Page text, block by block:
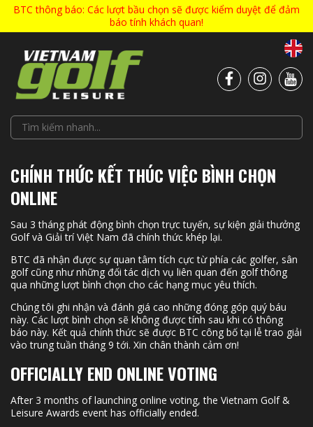
BTC thông báo: Các lượt bầu chọn sẽ được kiểm duyệt để đảm
báo tính khách quan!
CHÍNH THỨC KẾT THÚC VIỆC BÌNH CHỌN
ONLINE
Sau 3 tháng phát động bình chọn trực tuyến, sự kiện giải thưởng
Golf và Giải trí Việt Nam đã chính thức khép lại.
BTC đã nhận được sự quan tâm tích cực từ phía các golfer, sân
golf cũng như những đối tác dịch vụ liên quan đến golf thông
qua những lượt bình chọn cho các hạng mục yêu thích.
Chúng tôi ghi nhận và đánh giá cao những đóng góp quý báu
này. Các lượt bình chọn sẽ không được tính sau khi có thông
báo này. Kết quả chính thức sẽ được BTC công bố tại lễ trao giải
vào trung tuần tháng 9 tới. Xin chân thành cảm ơn!
OFFICIALLY END ONLINE VOTING
After 3 months of launching online voting, the Vietnam Golf &
Leisure Awards event has officially ended.